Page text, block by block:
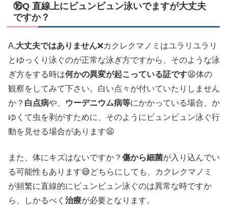
⑯Q 直線上にビュンビュン泳いでますが大丈夫
ですか？
A,大丈夫ではありません❌カクレクマノミはユラリユラリ
とゆっくり泳ぐのが正常な泳ぎ方ですから、そのような泳
ぎ方をする時は何かの異変が起こっている証です😫体の
観察をしてみて下さい。白い点々が付いていたりしません
か？ 白点病や、 ウーデニウム病等にかかっている場合、か
ゆくて虫を剥がすために、そのようにビュンビュン泳ぐ行
動を見せる場合があります😫
また、体にキズはないですか？ 傷から細菌が入り込んでい
る可能性もあります😅どちらにしても、カクレクマノミ
が頻繁に直線的にビュンビュン泳ぐのは異常な時ですか
ら、しかるべく 治療が必要となります。